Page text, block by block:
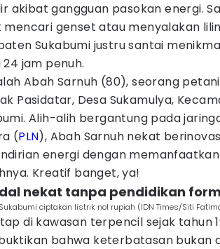
akibat gangguan pasokan energi.
mencari genset atau menyalakan
Sukabumi justru santai
jam penuh.
Abah Sarnuh (80), seorang
Pasidatar, Desa Sukamulya,
Alih-alih bergantung pada
(PLN), Abah Sarnuh nekat
energi dengan
Kreatif banget, ya!
nekat tanpa pendidikan
ciptakan listrik nol rupiah (IDN Times/Siti
di kawasan terpencil sejak tahun
bahwa keterbatasan bukan